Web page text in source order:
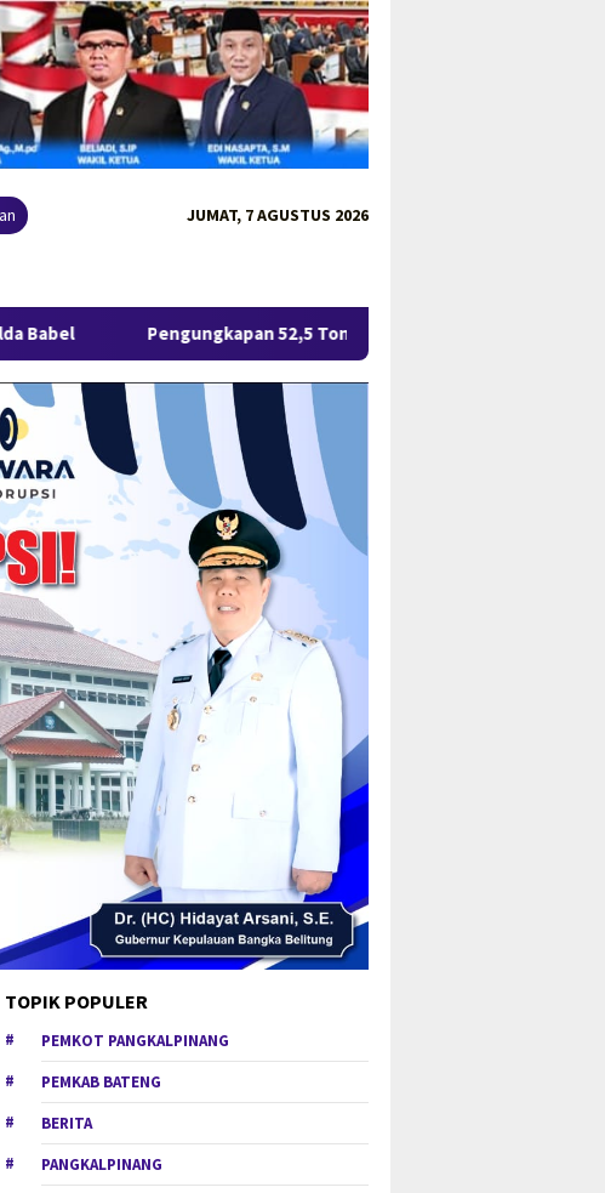
JUMAT, 7 AGUSTUS 2026
52,5 Ton Pasir Timah Ilegal di Belitung Berlanjut, Empat
TOPIK POPULER
PEMKOT PANGKALPINANG
PEMKAB BATENG
BERITA
PANGKALPINANG